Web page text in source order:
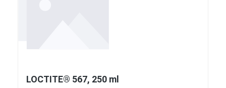
LOCTITE® 567, 250 ml